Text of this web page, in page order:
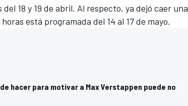
18 y 19 de abril. Al respecto, ya dejó caer una
está programada del 14 al 17 de mayo.
hacer para motivar a Max Verstappen puede no